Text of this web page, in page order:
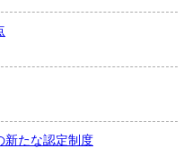
新たな認定制度